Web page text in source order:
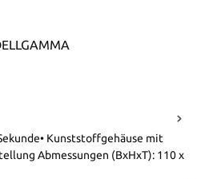
Kunststoffgehäuse mit
Abmessungen (BxHxT): 110 x